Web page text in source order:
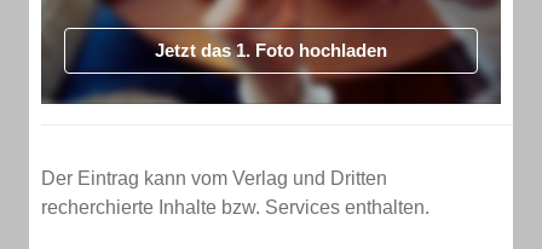
Jetzt das 1. Foto hochladen
Der Eintrag kann vom Verlag und Dritten
recherchierte Inhalte bzw. Services enthalten.